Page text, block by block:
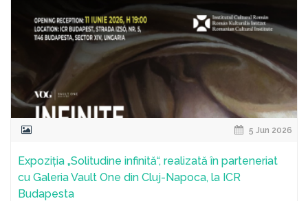
5 Jun 2026
Expoziția „Solitudine infinită“, realizată în parteneriat
cu Galeria Vault One din Cluj-Napoca, la ICR
Budapesta